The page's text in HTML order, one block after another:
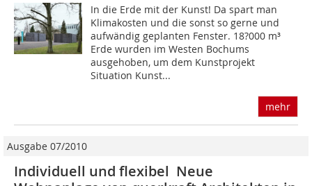
In die Erde mit der Kunst! Da spart man
Klimakosten und die sonst so gerne und
aufwändig geplanten Fenster. 18?000 m³
Erde wurden im Westen Bochums
ausgehoben, um dem Kunstprojekt
Situation Kunst...
mehr
Ausgabe 07/2010
Individuell und flexibel Neue